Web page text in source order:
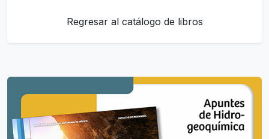
Regresar al catálogo de libros